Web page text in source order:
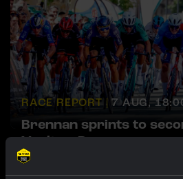
RACE REPORT | 7 AUG,
Brennan sprints to
Vuelta a Burgos